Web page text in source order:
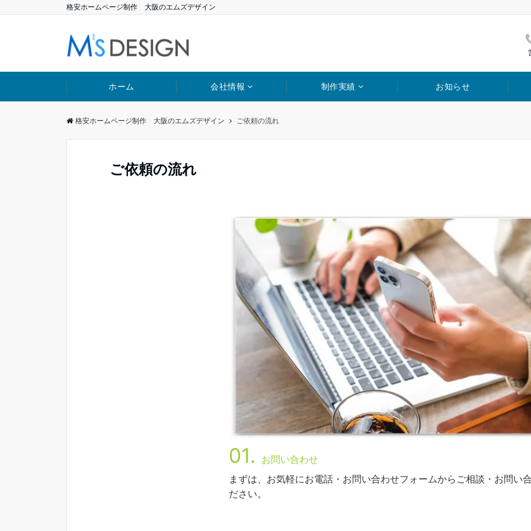
格安ホームページ制作 大阪のエムズデザイン
ホーム 会社情報 制作実績 お知らせ
格安ホームページ制作 大阪のエムズデザイン ご依頼の流れ
ご依頼の流れ
01.
お問い合わせ
まずは、お気軽にお電話・お問い合わせフォームからご相談・お問い
ださい。